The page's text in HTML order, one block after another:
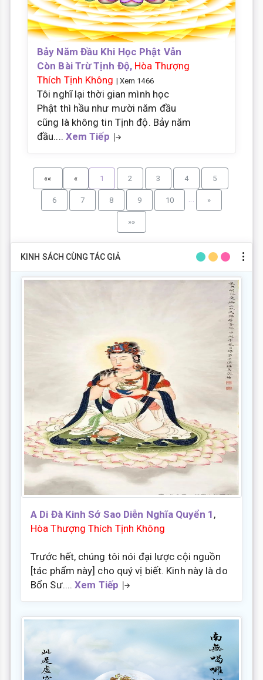
Bảy Năm Đầu Khi Học Phật Vẫn
Còn Bài Trừ Tịnh Độ, Hòa Thượng
Thích Tịnh Không | Xem 1466
Tôi nghĩ lại thời gian mình học
Phật thì hầu như mười năm đầu
cũng là không tin Tịnh độ. Bảy năm
đầu.... Xem Tiếp
«« « 1 2 3 4 5
6 7 8 9 10 »
»»
KINH SÁCH CÙNG TÁC GIẢ
A Di Đà Kinh Sớ Sao Diễn Nghĩa Quyển 1 ,
Hòa Thượng Thích Tịnh Không
Trước hết, chúng tôi nói đại lược cội nguồn
[tác phẩm này] cho quý vị biết. Kinh này là do
Bổn Sư....Xem Tiếp